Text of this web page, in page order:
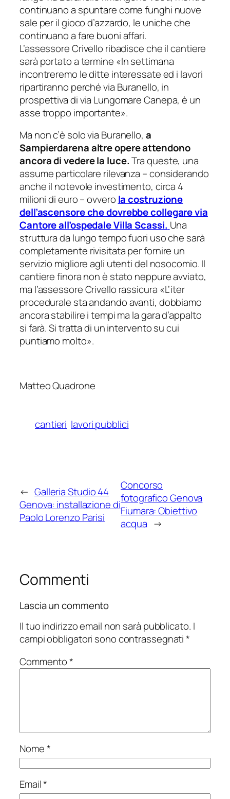
continuano a spuntare come funghi nuove
sale per il gioco d’azzardo, le uniche che
continuano a fare buoni affari.
L’assessore Crivello ribadisce che il cantiere
sarà portato a termine «In settimana
incontreremo le ditte interessate ed i lavori
ripartiranno perché via Buranello, in
prospettiva di via Lungomare Canepa, è un
asse troppo importante».
Ma non c’è solo via Buranello, a
Sampierdarena altre opere attendono
ancora di vedere la luce.Tra queste, una
assume particolare rilevanza – considerando
anche il notevole investimento, circa 4
milioni di euro – ovvero la costruzione
dell’ascensore che dovrebbe collegare via
Cantore all’ospedale Villa Scassi. Una
struttura da lungo tempo fuori uso che sarà
completamente rivisitata per fornire un
servizio migliore agli utenti del nosocomio. Il
cantiere finora non è stato neppure avviato,
ma l’assessore Crivello rassicura «L’iter
procedurale sta andando avanti, dobbiamo
ancora stabilire i tempi ma la gara d’appalto
si farà. Si tratta di un intervento su cui
puntiamo molto».
Matteo Quadrone
cantieri lavori pubblici
← Galleria Studio 44
Genova: installazione di
Paolo Lorenzo Parisi
Concorso
fotografico Genova
Fiumara: Obiettivo
acqua →
Commenti
Lascia un commento
Il tuo indirizzo email non sarà pubblicato. I
campi obbligatori sono contrassegnati*
Commento*
Nome*
Email*